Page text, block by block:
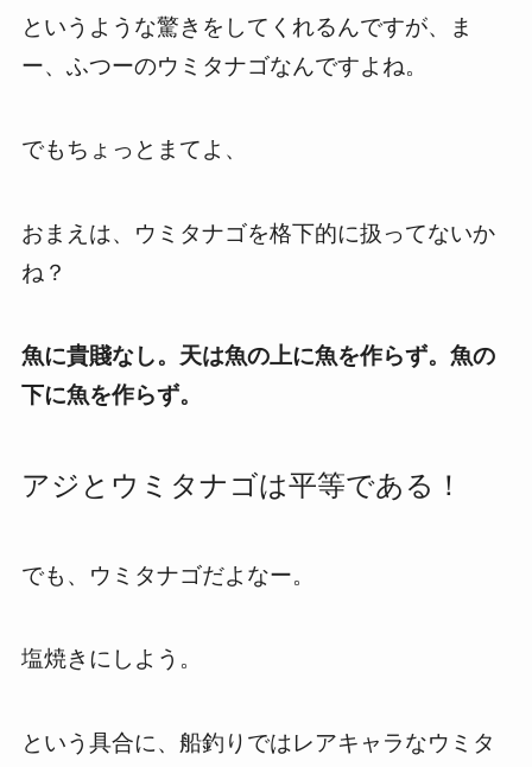
というような驚きをしてくれるんですが、ま
ー、ふつーのウミタナゴなんですよね。
でもちょっとまてよ、
おまえは、ウミタナゴを格下的に扱ってないか
ね？
魚に貴賤なし。天は魚の上に魚を作らず。魚の
下に魚を作らず。
アジとウミタナゴは平等である！
でも、ウミタナゴだよなー。
塩焼きにしよう。
という具合に、船釣りではレアキャラなウミタ